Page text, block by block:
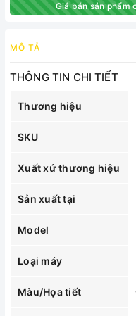
Giá bán sản phẩm
MÔ TẢ
THÔNG TIN CHI TIẾT
Thương hiệu
SKU
Xuất xứ thương hiệu
Sản xuất tại
Model
Loại máy
Màu/Họa tiết